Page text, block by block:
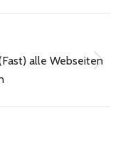
alle Webseiten